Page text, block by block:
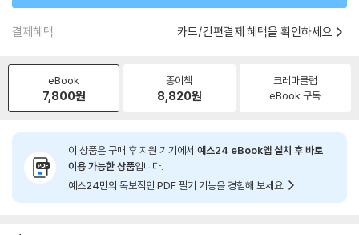
결제혜택 카드/간편결제 혜택을 확인하세요
eBook
7,800원
종이책
8,820원
크레마클럽
eBook 구독
이 상품은 구매 후 지원 기기에서 예스24 eBook앱 설치 후 바로
이용 가능한 상품입니다.
예스24만의 독보적인 PDF 필기 기능을 경험해 보세요!